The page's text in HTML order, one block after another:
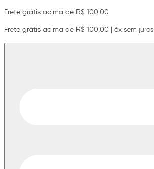
Frete grátis acima de R$ 100,00
Frete grátis acima de R$ 100,00 | 6x sem juros